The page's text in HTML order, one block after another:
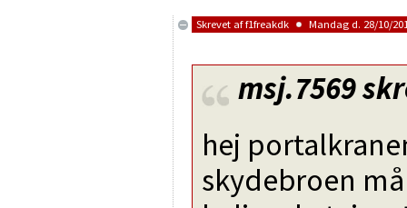
Skrevet aff1freakdk Mandag d. 28/10/
msj.7569
hej
skydebroen